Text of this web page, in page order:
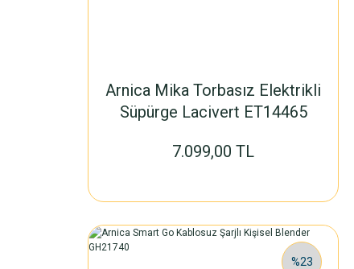
Arnica Mika Torbasız Elektrikli
Süpürge Lacivert ET14465
7.099,00 TL
%23